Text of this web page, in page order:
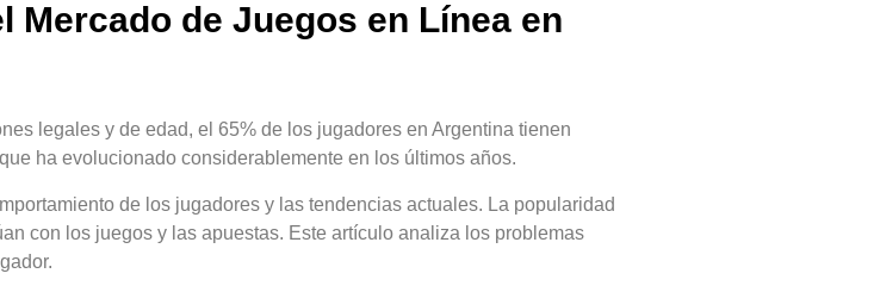
Mercado de Juegos en Línea en
legales y de edad, el 65% de los jugadores en Argentina tienen
ha evolucionado considerablemente en los últimos años.
de los jugadores y las tendencias actuales. La popularidad
con los juegos y las apuestas. Este artículo analiza los problemas